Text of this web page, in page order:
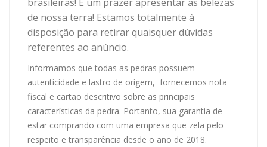
de nossa terra! Estamos totalmente à
disposição para retirar quaisquer dúvidas
referentes ao anúncio.
Informamos que todas as pedras possuem
autenticidade e lastro de origem, fornecemos nota
fiscal e cartão descritivo sobre as principais
características da pedra. Portanto, sua garantia de
estar comprando com uma empresa que zela pelo
respeito e transparência desde o ano de 2018.